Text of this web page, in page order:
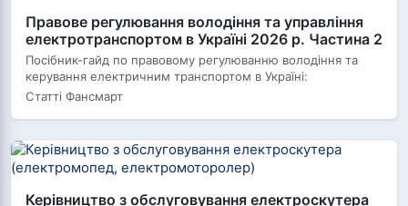
Правове регулювання володіння та управління
електротранспортом в Україні 2026 р. Частина 2
Посібник-гайд по правовому регулюванню володіння та
керування електричним транспортом в Україні:
Статті Фансмарт
Керівництво з обслуговування електроскутера